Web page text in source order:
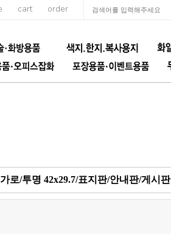
cart order
로/투명 42x29.7/표지판/안내판/게시판